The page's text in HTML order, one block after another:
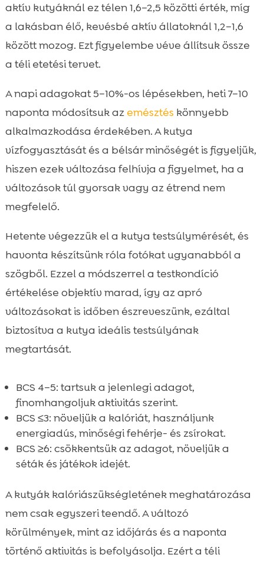
aktív kutyáknál ez télen 1,6–2,5 közötti érték, míg
a lakásban élő, kevésbé aktív állatoknál 1,2–1,6
között mozog. Ezt figyelembe véve állítsuk össze
a téli etetési tervet.
A napi adagokat 5–10%-os lépésekben, heti 7–10
naponta módosítsuk az emésztés könnyebb
alkalmazkodása érdekében. A kutya
vízfogyasztását és a bélsár minőségét is figyeljük,
hiszen ezek változása felhívja a figyelmet, ha a
változások túl gyorsak vagy az étrend nem
megfelelő.
Hetente végezzük el a kutya testsúlymérését, és
havonta készítsünk róla fotókat ugyanabból a
szögből. Ezzel a módszerrel a testkondíció
értékelése objektív marad, így az apró
változásokat is időben észreveszünk, ezáltal
biztosítva a kutya ideális testsúlyának
megtartását.
BCS 4–5: tartsuk a jelenlegi adagot,
finomhangoljuk aktivitás szerint.
BCS ≤3: növeljük a kalóriát, használjunk
energiadús, minőségi fehérje- és zsírokat.
BCS ≥6: csökkentsük az adagot, növeljük a
séták és játékok idejét.
A kutyák kalóriászükségletének meghatározása
nem csak egyszeri teendő. A változó
körülmények, mint az időjárás és a naponta
történő aktivitás is befolyásolja. Ezért a téli